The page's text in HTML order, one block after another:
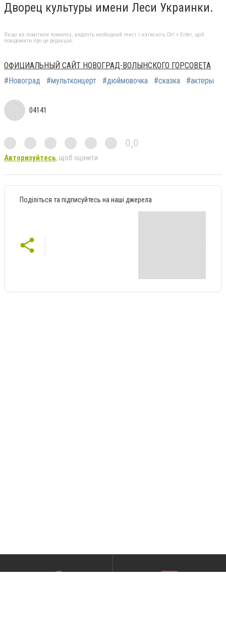
Дворец культуры имени Леси Украинки.
Якщо ви помітили помилку, виділіть необхідний текст і натисніть Ctrl + Enter, щоб
повідомити про це редакцію
ОФИЦИАЛЬНЫЙ САЙТ НОВОГРАД-ВОЛЫНСКОГО ГОРСОВЕТА
#Новоград
#мультконцерт #дюймовочка #сказка #актеры
04141
0,0
Авторизуйтесь, щоб оцінити
Поділіться та підписуйтесь на наші джерела